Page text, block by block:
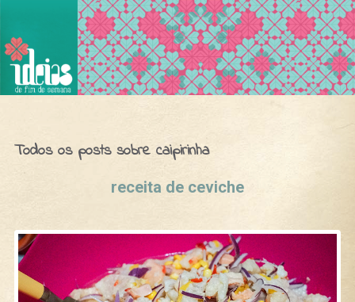
Ideias de Fim de Semana
Todos os posts sobre caipirinha
receita de ceviche